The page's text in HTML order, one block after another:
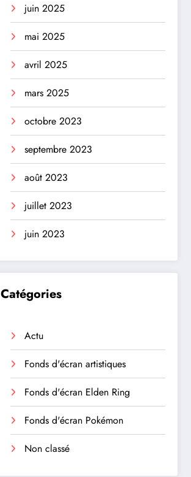
juin 2025
mai 2025
avril 2025
mars 2025
octobre 2023
septembre 2023
août 2023
juillet 2023
juin 2023
Catégories
Actu
Fonds d'écran artistiques
Fonds d'écran Elden Ring
Fonds d'écran Pokémon
Non classé